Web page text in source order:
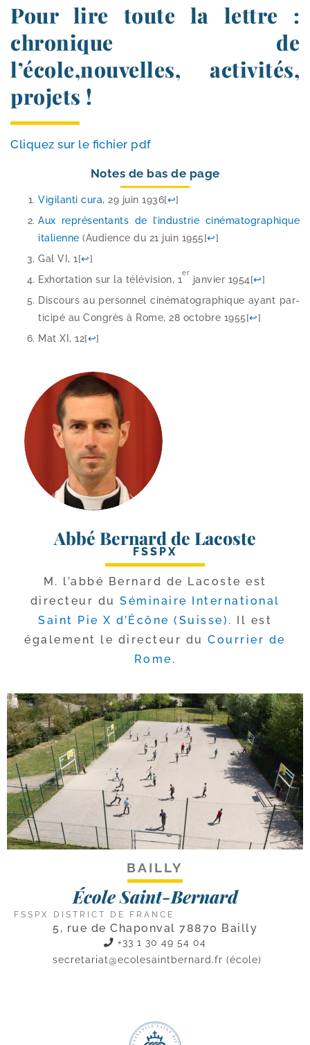
Pour lire toute la lettre :
chronique de
l’école,nouvelles, activités,
projets !
Cliquez sur le fichier pdf
Notes de bas de page
Vigilanti cura, 29 juin 1936[↩]
Aux repré­sen­tants de l’in­dus­trie ciné­ma­to­gra­phique
ita­lienne (Audience du 21 juin 1955[↩]
Gal VI, 1[↩]
Exhortation sur la télé­vi­sion, 1
er
jan­vier 1954[↩]
Discours au per­son­nel ciné­ma­to­gra­phique ayant par­
ti­ci­pé au Congrès à Rome, 28 octobre 1955[↩]
Mat XI, 12[↩]
Abbé Bernard de Lacoste
FSSPX
M. l’ab­bé Bernard de Lacoste est
direc­teur du Séminaire International
Saint Pie X d’Écône (Suisse) . Il est
éga­le­ment le direc­teur duCourrier de
Rome .
BAILLY
École Saint-Bernard
FSSPX DISTRICT DE FRANCE
5, rue de Chaponval 78870 Bailly
+33 1 30 49 54 04
secretariat@ecolesaintbernard.fr (école)